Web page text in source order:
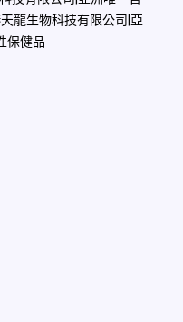
龍生物科技有限公司|亞
保健品